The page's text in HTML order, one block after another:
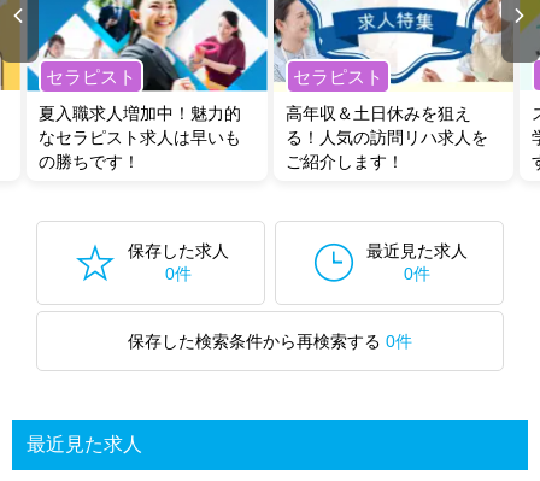
セラピスト
夏入職求人増加中！魅力的
なセラピスト求人は早いも
の勝ちです！
セラピスト
高年収＆土日休みを狙え
る！人気の訪問リハ求人を
ご紹介します！
保存した求人
0件
最近見た求人
0件
保存した検索条件から再検索する 0件
最近見た求人